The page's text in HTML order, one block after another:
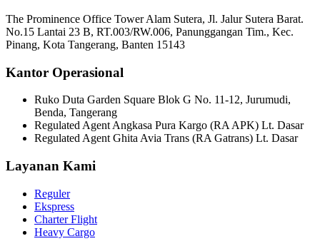
The Prominence Office Tower Alam Sutera, Jl. Jalur Sutera Barat.
No.15 Lantai 23 B, RT.003/RW.006, Panunggangan Tim., Kec.
Pinang, Kota Tangerang, Banten 15143
Kantor Operasional
Ruko Duta Garden Square Blok G No. 11-12, Jurumudi,
Benda, Tangerang
Regulated Agent Angkasa Pura Kargo (RA APK) Lt. Dasar
Regulated Agent Ghita Avia Trans (RA Gatrans) Lt. Dasar
Layanan Kami
Reguler
Ekspress
Charter Flight
Heavy Cargo